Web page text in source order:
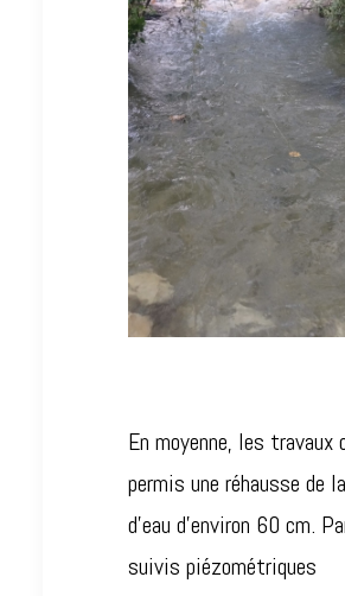
En moyenne, les travaux
permis une réhausse de
d’eau d’environ 60 cm.
suivis piézométriques